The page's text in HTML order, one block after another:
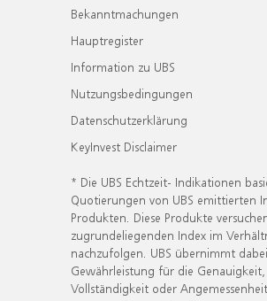
Bekanntmachungen
Hauptregister
Information zu UBS
Nutzungsbedingungen
Datenschutzerklärung
KeyInvest Disclaimer
* Die UBS Echtzeit- Indikationen
Quotierungen von UBS emittierten
Produkten. Diese Produkte
zugrundeliegenden Index im
nachzufolgen. UBS übernimmt
Gewährleistung für die Genauigkeit,
Vollständigkeit oder